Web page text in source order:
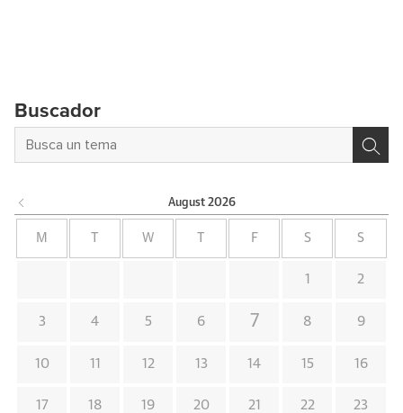
Buscador
August 2026
M W F S S
1 2
3 4 5 6 7 8 9
10 11 12 13 14 15 16
17 18 19 20 21 22 23